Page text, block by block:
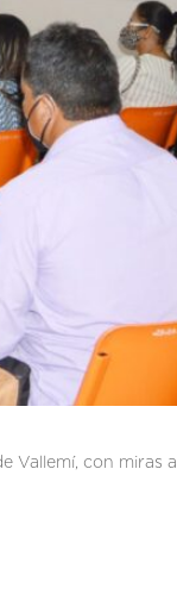
Vallemí, con miras